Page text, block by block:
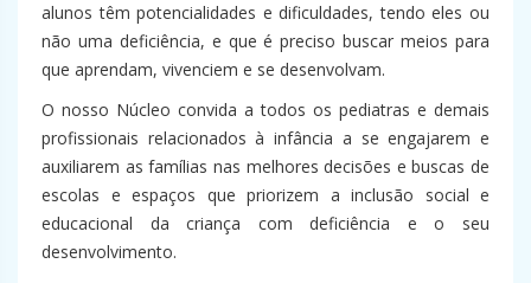
alunos têm potencialidades e dificuldades, tendo eles ou
não uma deficiência, e que é preciso buscar meios para
que aprendam, vivenciem e se desenvolvam.
O nosso Núcleo convida a todos os pediatras e demais
profissionais relacionados à infância a se engajarem e
auxiliarem as famílias nas melhores decisões e buscas de
escolas e espaços que priorizem a inclusão social e
educacional da criança com deficiência e o seu
desenvolvimento.